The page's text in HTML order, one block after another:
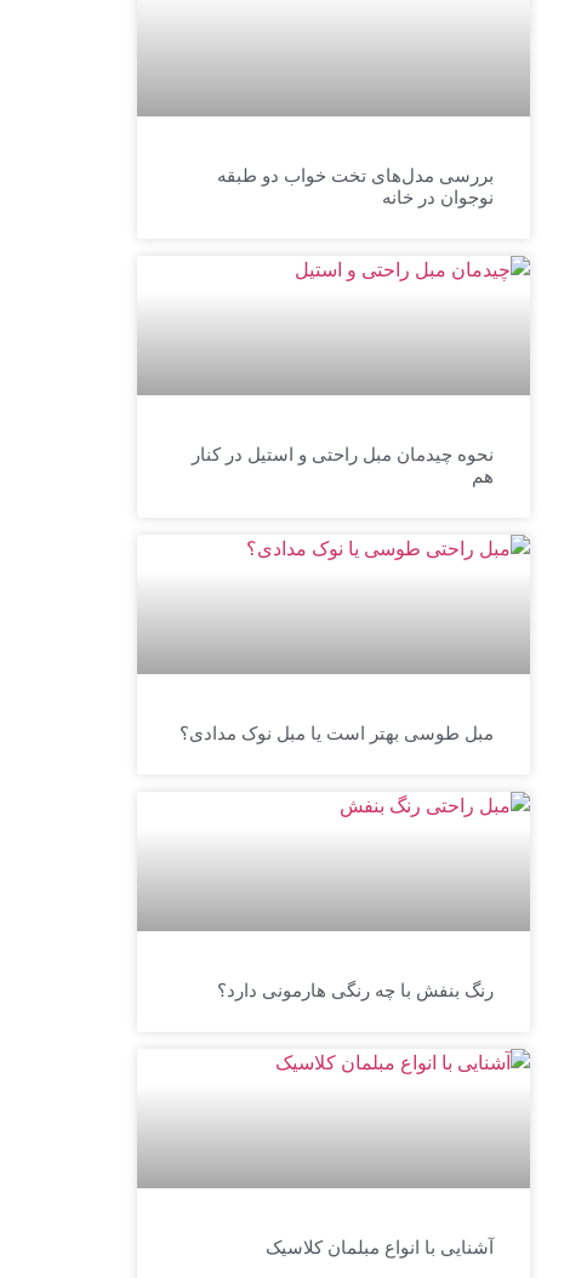
بررسی مدل‌های تخت خواب دو طبقه
نوجوان در خانه
نحوه چیدمان مبل راحتی و استیل در کنار
هم
مبل طوسی بهتر است یا مبل نوک مدادی؟
رنگ بنفش با چه رنگی هارمونی دارد؟
آشنایی با انواع مبلمان کلاسیک